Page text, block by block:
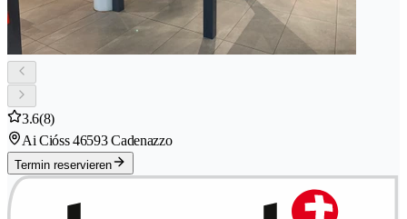
3.6(8)
Ai Cióss 46593 Cadenazzo
Termin reservieren